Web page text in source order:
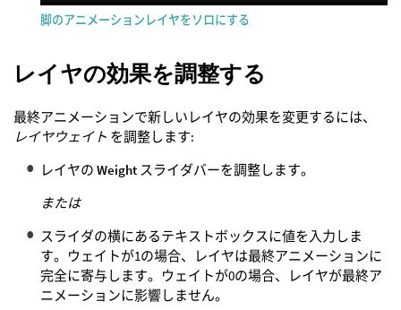
脚のアニメーションレイヤをソロにする
レイヤの効果を調整する
最終アニメーションで新しいレイヤの効果を変更するには、
レイヤウェイト を調整します:
レイヤの Weight スライダバーを調整します。
または
スライダの横にあるテキストボックスに値を入力しま
す。ウェイトが1の場合、レイヤは最終アニメーションに
完全に寄与します。ウェイトが0の場合、レイヤが最終ア
ニメーションに影響しません。